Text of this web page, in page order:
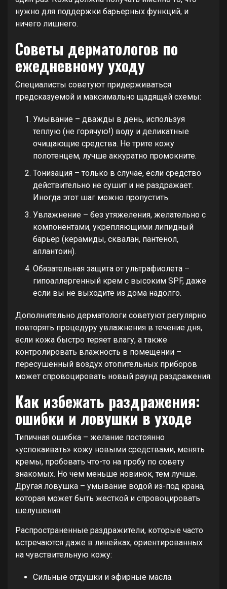
нужно для поддержки барьерных функций, и
ничего лишнего.
Советы дерматологов по
ежедневному уходу
Специалисты советуют придерживаться
предсказуемой и максимально щадящей схемы:
Умывание – дважды в день, используя
теплую (не горячую!) воду и деликатные
очищающие средства. Не трите кожу
полотенцем, лучше аккуратно промокните.
Тонизация – только в случае, если средство
действительно не сушит и не раздражает.
Иногда этот шаг можно пропустить.
Увлажнение – без утяжеления, желательно с
компонентами, укрепляющими липидный
барьер (керамиды, сквалан, пантенол,
аллантоин).
Обязательная защита от ультрафиолета –
гипоаллергенный крем с высоким SPF, даже
если вы не выходите из дома надолго.
Дополнительно дерматологи советуют регулярно
повторять процедуру увлажнения в течение дня,
если кожа быстро теряет влагу, а также
контролировать влажность в помещении –
пересушенный воздух отопительных приборов
может спровоцировать новый раунд раздражения.
Как избежать раздражения:
ошибки и ловушки в уходе
Типичная ошибка – желание постоянно
«успокаивать» кожу новыми средствами, менять
кремы, пробовать что-то на пробу по совету
знакомых. Но чем меньше новинок, тем лучше.
Другая ловушка – умывание водой из-под крана,
которая может быть жесткой и спровоцировать
шелушения.
Распространенные раздражители, которые часто
встречаются даже в линейках, ориентированных
на чувствительную кожу:
Сильные отдушки и эфирные масла.